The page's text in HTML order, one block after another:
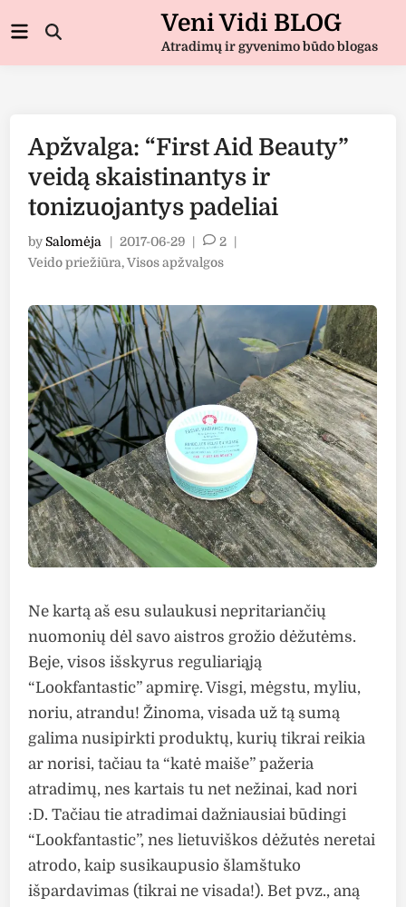
to
Veni Vidi BLOG
Atradimų ir gyvenimo būdo blogas
Open
Main
Apžvalga: “First Aid Beauty”
veidą skaistinantys ir
tonizuojantys padeliai
bySalomėja 2017-06-29 2
Posted
Veido priežiūra,Visos apžvalgos
Ne kartą aš esu sulaukusi nepritariančių
nuomonių dėl savo aistros grožio dėžutėms.
Beje, visos išskyrus reguliariąją
“Lookfantastic” apmirę. Visgi, mėgstu, myliu,
noriu, atrandu! Žinoma, visada už tą sumą
galima nusipirkti produktų, kurių tikrai reikia
ar norisi, tačiau ta “katė maiše” pažeria
atradimų, nes kartais tu net nežinai, kad nori
:D. Tačiau tie atradimai dažniausiai būdingi
“Lookfantastic”, nes lietuviškos dėžutės neretai
atrodo, kaip susikaupusio šlamštuko
išpardavimas (tikrai ne visada!). Bet pvz., aną